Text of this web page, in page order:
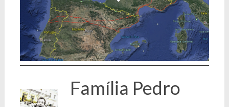
Família Pedro